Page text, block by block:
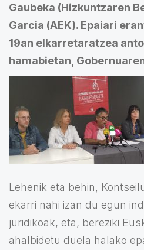
Gaubeka (Hizkuntzaren
Garcia (AEK). Epaiari
19an elkarretaratzea
hamabietan,
Lehenik eta behin,
ekarri nahi izan du egun
juridikoak, eta, bereziki
ahalbidetu duela halako